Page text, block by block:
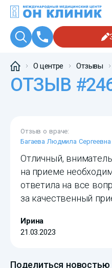
О центре Отзывы
ОТЗЫВ
Отзыв о враче:
Багаева Людмила Сергеевна
Отличный,
на приеме
ответила на все
за качественный
Ирина
21.03.2023
Поделиться новостью